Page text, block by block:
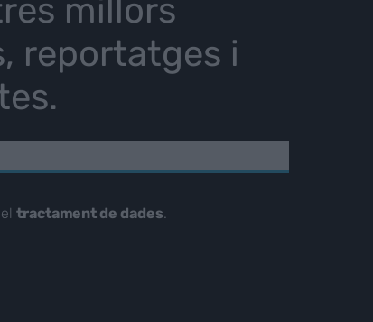
millors
reportatges i
tractament de dades.